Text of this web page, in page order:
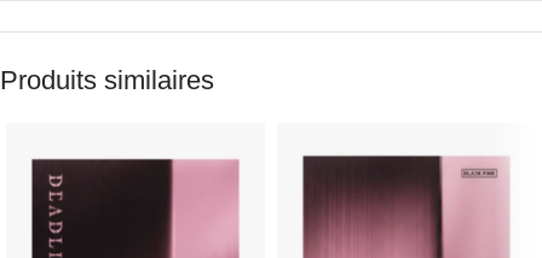
Produits similaires